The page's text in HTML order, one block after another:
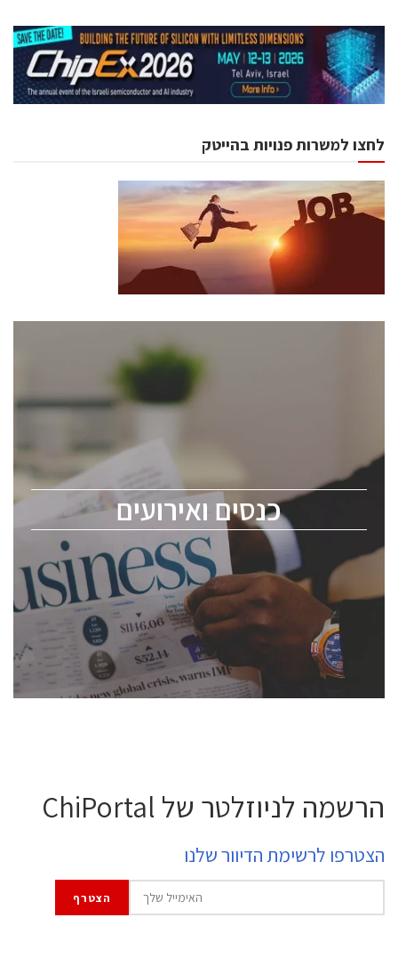
לחצו למשרות פנויות בהייטק
כנסים ואירועים
כנסים ואירועים
לכל העוסקים בתעשיית הסמיקונדקטור כולל מהנדסים,
ChipEx2026 will be held on May 12-13, 2026. The
conference is intended for everyone involved in the
semiconductor industry, including engineers,
professional experts, and senior executives.
לחץ לפרטים
הרשמה לניוזלטר של ChiPortal
הצטרפו לרשימת הדיוור שלנו